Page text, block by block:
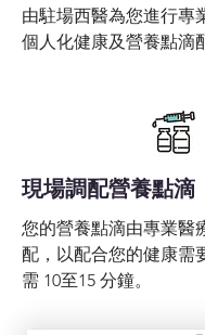
由駐場西醫為您進行專
個人化健康及營養點滴
現場調配營養點滴
您的營養點滴由專業醫
配，以配合您的健康需
需 10至15 分鐘。